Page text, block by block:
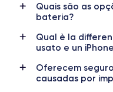
Dimensões
OLED 6,1 polegadas
Quais são as
bateria?
Qual è la
usato e un
Oferecem
causadas por